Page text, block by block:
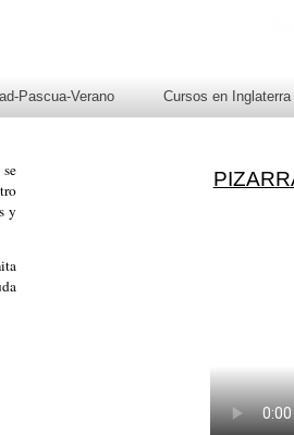
Pascua-Verano Cursos en Inglaterra
y